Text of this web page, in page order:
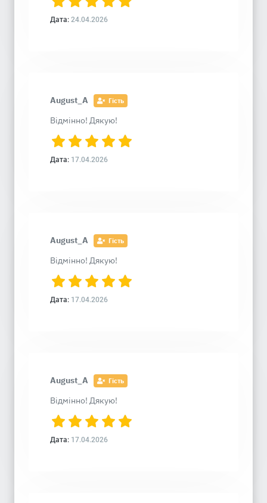
Дата: 24.04.2026
August_A Гість
Відмінно! Дякую!
Дата: 17.04.2026
August_A Гість
Відмінно! Дякую!
Дата: 17.04.2026
August_A Гість
Відмінно! Дякую!
Дата: 17.04.2026